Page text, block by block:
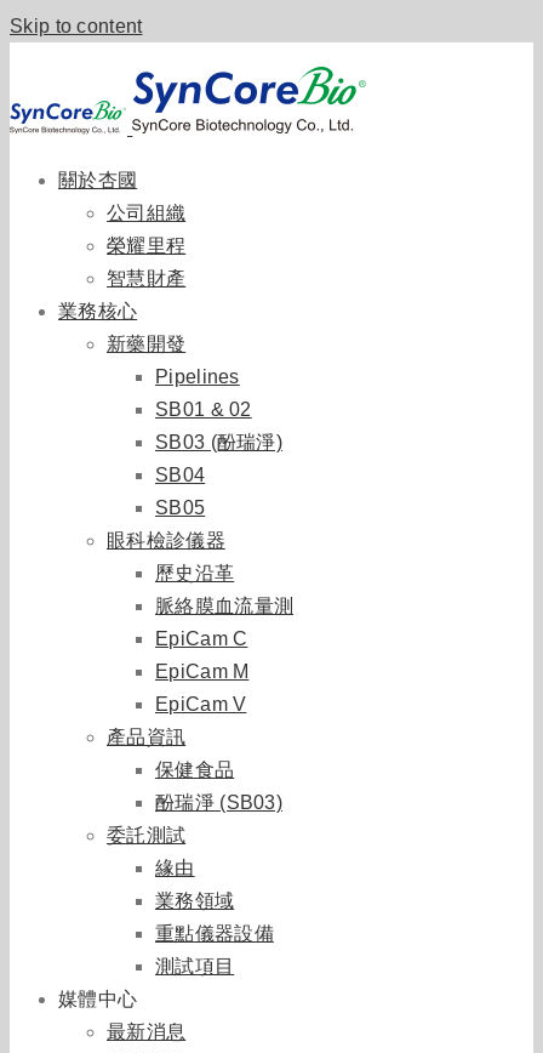
Skip to content
關於杏國
公司組織
榮耀里程
智慧財產
業務核心
新藥開發
Pipelines
SB01 & 02
SB03 (酚瑞淨)
SB04
SB05
眼科檢診儀器
歷史沿革
脈絡膜血流量測
EpiCam C
EpiCam M
EpiCam V
產品資訊
保健食品
酚瑞淨 (SB03)
委託測試
緣由
業務領域
重點儀器設備
測試項目
媒體中心
最新消息